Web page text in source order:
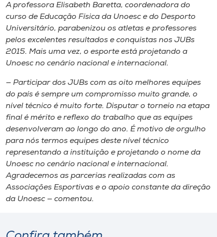
A professora Elisabeth Baretta, coordenadora do
curso de Educação Física da Unoesc e do Desporto
Universitário, parabenizou os atletas e professores
pelos excelentes resultados e conquistas nos JUBs
2015. Mais uma vez, o esporte está projetando a
Unoesc no cenário nacional e internacional.
— Participar dos JUBs com as oito melhores equipes
do país é sempre um compromisso muito grande, o
nível técnico é muito forte. Disputar o torneio na etapa
final é mérito e reflexo do trabalho que as equipes
desenvolveram ao longo do ano. É motivo de orgulho
para nós termos equipes deste nível técnico
representando a instituição e projetando o nome da
Unoesc no cenário nacional e internacional.
Agradecemos as parcerias realizadas com as
Associações Esportivas e o apoio constante da direção
da Unoesc — comentou.